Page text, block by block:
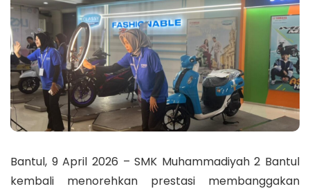
Bantul, 9 April 2026 – SMK Muhammadiyah 2 Bantul
kembali menorehkan prestasi membanggakan